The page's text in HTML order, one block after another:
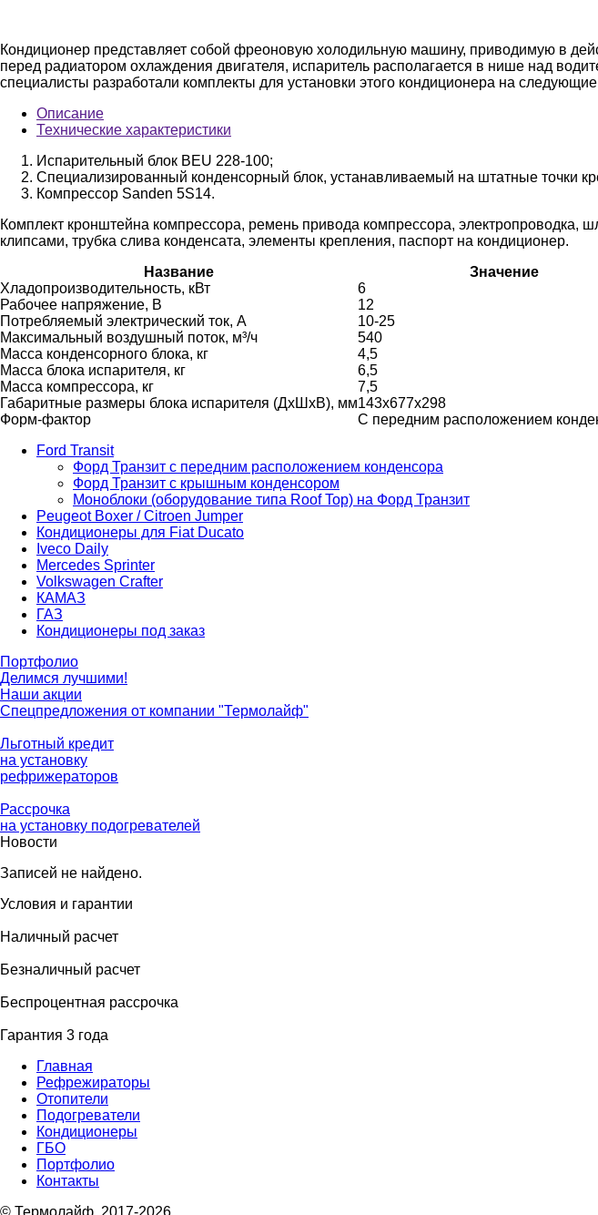
Кондиционер представляет собой фреоновую холодильную машину, приводимую в
перед радиатором охлаждения двигателя, испаритель располагается в нише над
специалисты разработали комплекты для установки этого кондиционера на
Описание
Технические характеристики
Испарительный блок BEU 228-100;
Специализированный конденсорный блок, устанавливаемый на штатные точки
Компрессор Sanden 5S14.
Комплект кронштейна компрессора, ремень привода компрессора, электропроводка,
клипсами, трубка слива конденсата, элементы крепления, паспорт на кондиционер.
Название
Значение
Хладопроизводительность, кВт
6
Рабочее напряжение, В
12
Потребляемый электрический ток, А
10-25
Максимальный воздушный поток, м³/ч
540
Масса конденсорного блока, кг
4,5
Масса блока испарителя, кг
6,5
Масса компрессора, кг
7,5
Габаритные размеры блока испарителя (ДхШхВ), мм143х677х298
Форм-фактор
С передним расположением
Ford Transit
Форд Транзит с передним расположением конденсора
Форд Транзит с крышным конденсором
Моноблоки (оборудование типа Roof Top) на Форд Транзит
Peugeot Boxer / Citroen Jumper
Кондиционеры для Fiat Ducato
Iveco Daily
Mercedes Sprinter
Volkswagen Crafter
КАМАЗ
ГАЗ
Кондиционеры под заказ
Портфолио
Делимся лучшими!
Наши акции
Спецпредложения от компании "Термолайф"
Льготный кредит
на установку
рефрижераторов
Рассрочка
на установку подогревателей
Новости
Записей не найдено.
Условия и гарантии
Наличный расчет
Безналичный расчет
Беcпроцентная рассрочка
Гарантия 3 года
Главная
Рефрежираторы
Отопители
Подогреватели
Кондиционеры
ГБО
Портфолио
Контакты
© Термолайф, 2017-2026